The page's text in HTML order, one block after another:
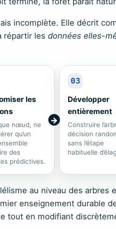
incomplète. Elle décrit
répartir les données elles-
les
nœud, ne
qu’un
des
prédictives.
03
Développer
entièrement
Construire
décision
sans l’étape
habituelle
au niveau des arbres
enseignement durable
tout en modifiant